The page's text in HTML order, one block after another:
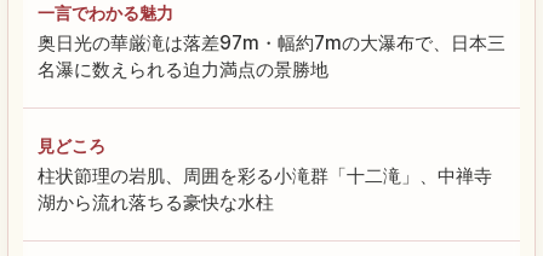
一言でわかる魅力
奥日光の華厳滝は落差97m・幅約7mの大瀑布で、日本三
名瀑に数えられる迫力満点の景勝地
見どころ
柱状節理の岩肌、周囲を彩る小滝群「十二滝」、中禅寺
湖から流れ落ちる豪快な水柱